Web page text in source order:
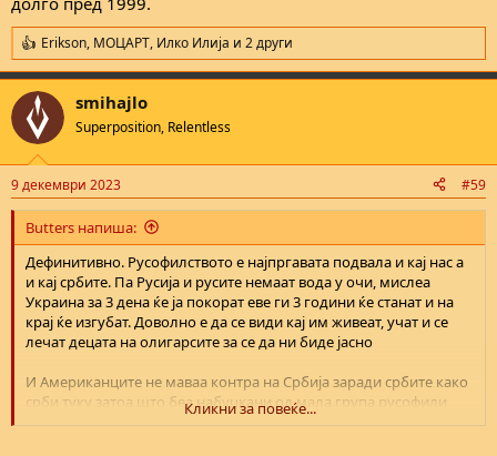
тоа ни го насамарија и нас
R
e
a
c
i
s
:
Erikson, МОЦАРТ, Илко Илија и 2 други
smihajlo
Superposition, Relentless
9 декември 2023 #59
Butters напиша:
Дефинитивно. Русофилството е најпргавата подвала и кај нас а
и кај србите. Па Русија и русите немаат вода у очи, мислеа
Украина за 3 дена ќе ја покорат еве ги 3 години ќе станат и на
крај ќе изгубат. Доволно е да се види кај им живеат, учат и се
лечат децата на олигарсите за се да ни биде јасно
И Американците не маваа контра на Србија заради србите како
срби туку затоа што беа набуцкани од мала група русофили
таму да бидат "проруски" настроени(што на Американците
Кликни за повеќе...